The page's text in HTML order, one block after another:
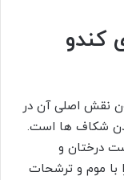
کندو
نقش اصلی آن در
شکاف ها است.
درختان و
با موم و ترشحات